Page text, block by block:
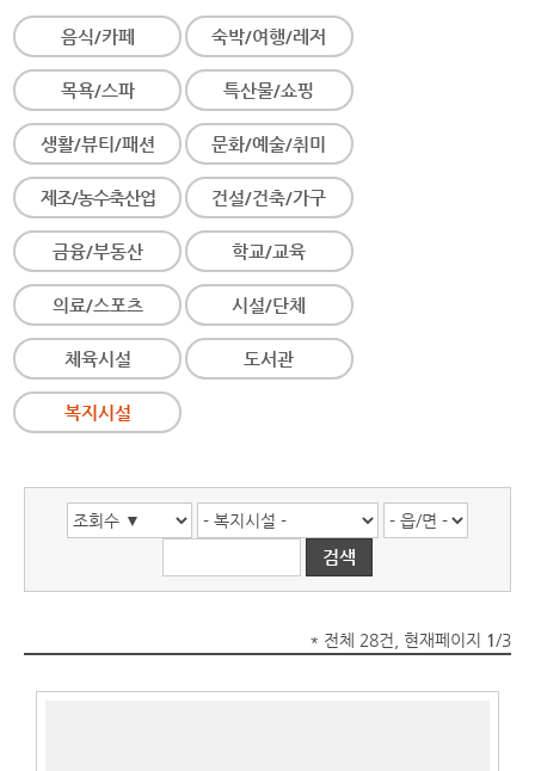
음식/카페 숙박/여행/레저
목욕/스파 특산물/쇼핑
생활/뷰티/패션 문화/예술/취미
제조/농수축산업 건설/건축/가구
금융/부동산 학교/교육
의료/스포츠 시설/단체
체육시설 도서관
복지시설
* 전체 28건, 현재페이지 1/3